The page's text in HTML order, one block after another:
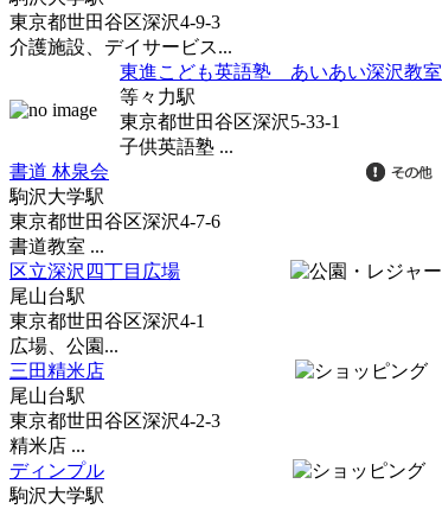
東京都世田谷区深沢4-9-3
介護施設、デイサービス...
東進こども英語塾 あいあい深沢教室
等々力駅
東京都世田谷区深沢5-33-1
子供英語塾 ...
書道 林泉会
駒沢大学駅
東京都世田谷区深沢4-7-6
書道教室 ...
区立深沢四丁目広場
尾山台駅
東京都世田谷区深沢4-1
広場、公園...
三田精米店
尾山台駅
東京都世田谷区深沢4-2-3
精米店 ...
ディンプル
駒沢大学駅